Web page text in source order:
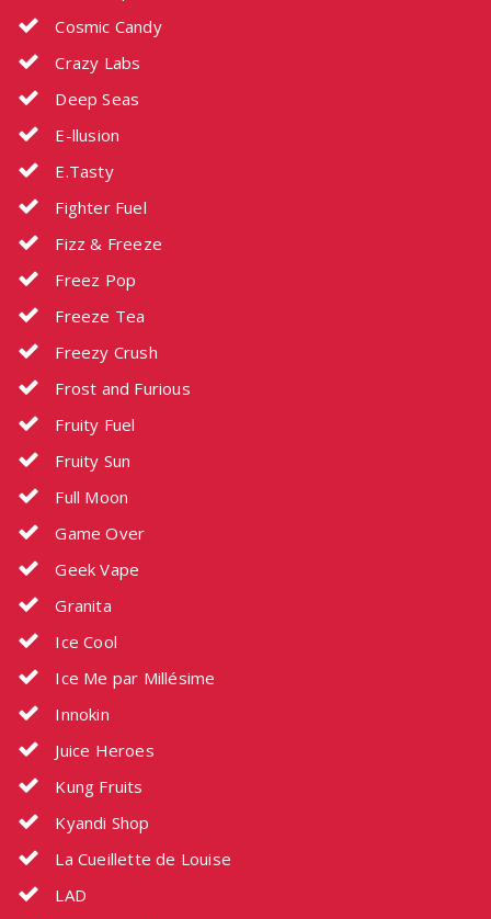
Cosmic Candy
Crazy Labs
Deep Seas
E-llusion
E.Tasty
Fighter Fuel
Fizz & Freeze
Freez Pop
Freeze Tea
Freezy Crush
Frost and Furious
Fruity Fuel
Fruity Sun
Full Moon
Game Over
Geek Vape
Granita
Ice Cool
Ice Me par Millésime
Innokin
Juice Heroes
Kung Fruits
Kyandi Shop
La Cueillette de Louise
LAD